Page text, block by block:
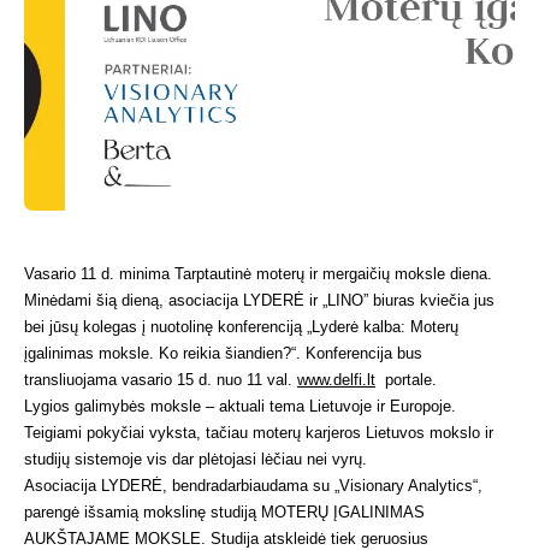
Vasario 11 d. minima Tarptautinė moterų ir mergaičių moksle diena.
Minėdami šią dieną, asociacija LYDERĖ ir „LINO” biuras kviečia jus
bei jūsų kolegas į nuotolinę konferenciją „Lyderė kalba: Moterų
įgalinimas moksle. Ko reikia šiandien?“. Konferencija bus
transliuojama vasario 15 d. nuo 11 val. www.delfi.lt portale.
Lygios galimybės moksle – aktuali tema Lietuvoje ir Europoje.
Teigiami pokyčiai vyksta, tačiau moterų karjeros Lietuvos mokslo ir
studijų sistemoje vis dar plėtojasi lėčiau nei vyrų.
Asociacija LYDERĖ, bendradarbiaudama su „Visionary Analytics“,
parengė išsamią mokslinę studiją MOTERŲ ĮGALINIMAS
AUKŠTAJAME MOKSLE. Studija atskleidė tiek geruosius